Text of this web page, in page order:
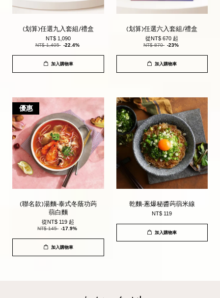
(划算)任選九入套組/禮盒
NT$ 1,090
NT$ 1,405 -22.4%
加入購物車
(划算)任選六入套組/禮盒
從NT$ 670起
NT$ 870 -23%
加入購物車
優惠
(聯名款)湯麵-泰式冬蔭功蒟
蒻白麵
從NT$ 119起
NT$ 145 -17.9%
加入購物車
乾麵-蔥爆秘醬蒟蒻米線
NT$ 119
加入購物車